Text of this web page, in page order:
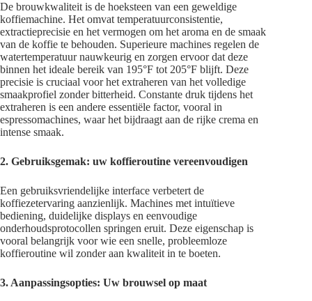
De brouwkwaliteit is de hoeksteen van een geweldige
koffiemachine. Het omvat temperatuurconsistentie,
extractieprecisie en het vermogen om het aroma en de smaak
van de koffie te behouden. Superieure machines regelen de
watertemperatuur nauwkeurig en zorgen ervoor dat deze
binnen het ideale bereik van 195°F tot 205°F blijft. Deze
precisie is cruciaal voor het extraheren van het volledige
smaakprofiel zonder bitterheid. Constante druk tijdens het
extraheren is een andere essentiële factor, vooral in
espressomachines, waar het bijdraagt aan de rijke crema en
intense smaak.
2. Gebruiksgemak: uw koffieroutine vereenvoudigen
Een gebruiksvriendelijke interface verbetert de
koffiezetervaring aanzienlijk. Machines met intuïtieve
bediening, duidelijke displays en eenvoudige
onderhoudsprotocollen springen eruit. Deze eigenschap is
vooral belangrijk voor wie een snelle, probleemloze
koffieroutine wil zonder aan kwaliteit in te boeten.
3. Aanpassingsopties: Uw brouwsel op maat